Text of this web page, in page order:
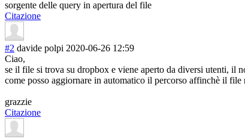
sorgente delle query in apertura del file
Citazione
#2 davide polpi 2020-06-26 12:59
Ciao,
se il file si trova su dropbox e viene aperto da diversi utenti, il
come posso aggiornare in automatico il percorso affinchè il file
grazzie
Citazione